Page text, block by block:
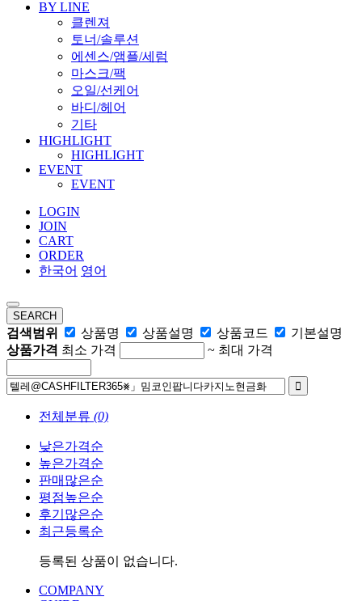
BY LINE
클렌져
토너/솔루션
에센스/앰플/세럼
마스크/팩
오일/선케어
바디/헤어
기타
HIGHLIGHT
HIGHLIGHT
EVENT
EVENT
LOGIN
JOIN
CART
ORDER
한국어 영어
SEARCH
검색범위 상품명 상품설명 상품코드
기본설명
상품가격 최소 가격 ~ 최대 가격
전체분류 (0)
낮은가격순
높은가격순
판매많은순
평점높은순
후기많은순
최근등록순
등록된 상품이 없습니다.
COMPANY